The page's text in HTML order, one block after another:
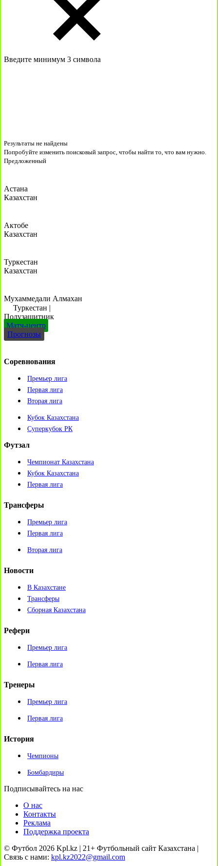
Введите минимум 3 символа
Результаты не найдены
Попробуйте изменить поисковый запрос, чтобы найти то, что вам нужно.
Предложенный
Астана
Казахстан
Актобе
Казахстан
Туркестан
Казахстан
Мухаммедали Алмахан
Туркестан |
Полузащитник
Матч-центр
Прогнозы
Соревнования
Премьер лига
Первая лига
Вторая лига
Кубок Казахстана
Суперкубок РК
Футзал
Чемпионат Казахстана
Кубок Казахстана
Первая лига
Трансферы
Премьер лига
Первая лига
Вторая лига
Новости
В Казахстане
Трансферы
Сборная Казахстана
Рефери
Премьер лига
Первая лига
Тренеры
Премьер лига
Первая лига
История
Чемпионы
Бомбардиры
Подписывайтесь на нас
О нас
Контакты
Реклама
Поддержка проекта
© Футбол 2026 Kpl.kz | 21+ Футбольный сайт Казахстана |
Связь с нами: kpl.kz2022@gmail.com